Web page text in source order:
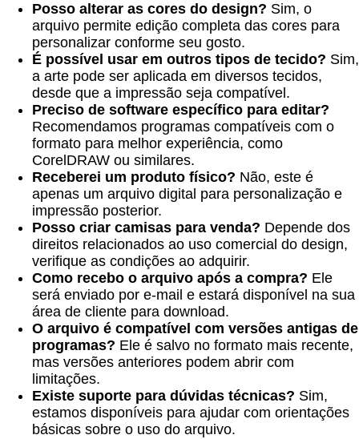
Posso alterar as cores do design? Sim, o
arquivo permite edição completa das cores para
personalizar conforme seu gosto.
É possível usar em outros tipos de tecido? Sim,
a arte pode ser aplicada em diversos tecidos,
desde que a impressão seja compatível.
Preciso de software específico para editar?
Recomendamos programas compatíveis com o
formato para melhor experiência, como
CorelDRAW ou similares.
Receberei um produto físico? Não, este é
apenas um arquivo digital para personalização e
impressão posterior.
Posso criar camisas para venda? Depende dos
direitos relacionados ao uso comercial do design,
verifique as condições ao adquirir.
Como recebo o arquivo após a compra? Ele
será enviado por e-mail e estará disponível na sua
área de cliente para download.
O arquivo é compatível com versões antigas de
programas? Ele é salvo no formato mais recente,
mas versões anteriores podem abrir com
limitações.
Existe suporte para dúvidas técnicas? Sim,
estamos disponíveis para ajudar com orientações
básicas sobre o uso do arquivo.